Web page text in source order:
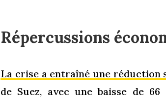
Répercussions
La crise a entraîné une
de Suez, avec une baisse de